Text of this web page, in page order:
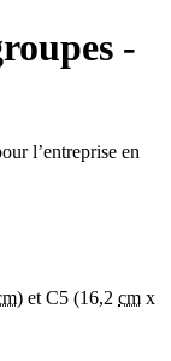
-
l’entreprise en
) et C5 (16,2 cm x